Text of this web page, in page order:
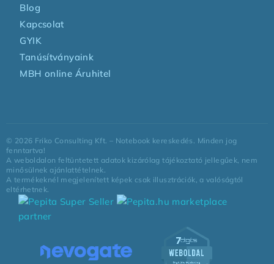
Blog
Kapcsolat
GYIK
Tanúsítványaink
MBH online Áruhitel
© 2026 Friko Consulting Kft. – Notebook kereskedés. Minden jog
fenntartva!
A weboldalon feltüntetett adatok kizárólag tájékoztató jellegűek, nem
minősülnek ajánlattételnek.
A termékeknél megjelenített képek csak illusztrációk, a valóságtól
eltérhetnek.
marketplace
partner